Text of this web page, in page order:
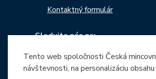
Kontaktný formulár
Sledujte nás na:
Tento web spoločnosti Česká
návštevnosti, na personalizáciu